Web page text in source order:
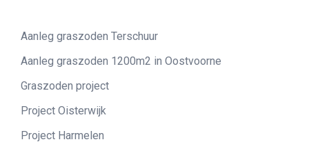
Aanleg graszoden Terschuur
Aanleg graszoden 1200m2 in Oostvoorne
Graszoden project
Project Oisterwijk
Project Harmelen